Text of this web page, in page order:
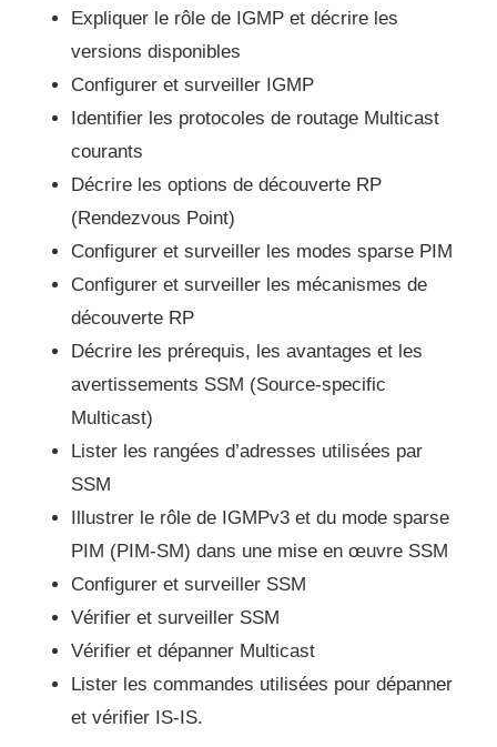
Expliquer le rôle de IGMP et décrire les
versions disponibles
Configurer et surveiller IGMP
Identifier les protocoles de routage Multicast
courants
Décrire les options de découverte RP
(Rendezvous Point)
Configurer et surveiller les modes sparse PIM
Configurer et surveiller les mécanismes de
découverte RP
Décrire les prérequis, les avantages et les
avertissements SSM (Source-specific
Multicast)
Lister les rangées d’adresses utilisées par
SSM
Illustrer le rôle de IGMPv3 et du mode sparse
PIM (PIM-SM) dans une mise en œuvre SSM
Configurer et surveiller SSM
Vérifier et surveiller SSM
Vérifier et dépanner Multicast
Lister les commandes utilisées pour dépanner
et vérifier IS-IS.